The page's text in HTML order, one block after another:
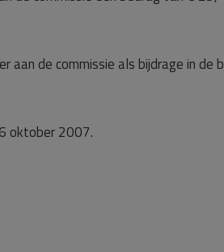
de commissie als bijdrage in
oktober 2007.